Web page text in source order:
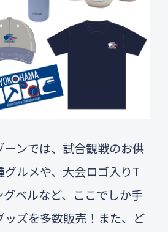
ンでは、試合観戦のお供
グルメや、大会ロゴ入りT
ベルなど、ここでしか手
ッズを多数販売！また、ど